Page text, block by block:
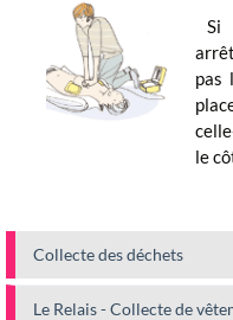
Si
pas
le
Collecte des déchets
Le Relais - Collecte de